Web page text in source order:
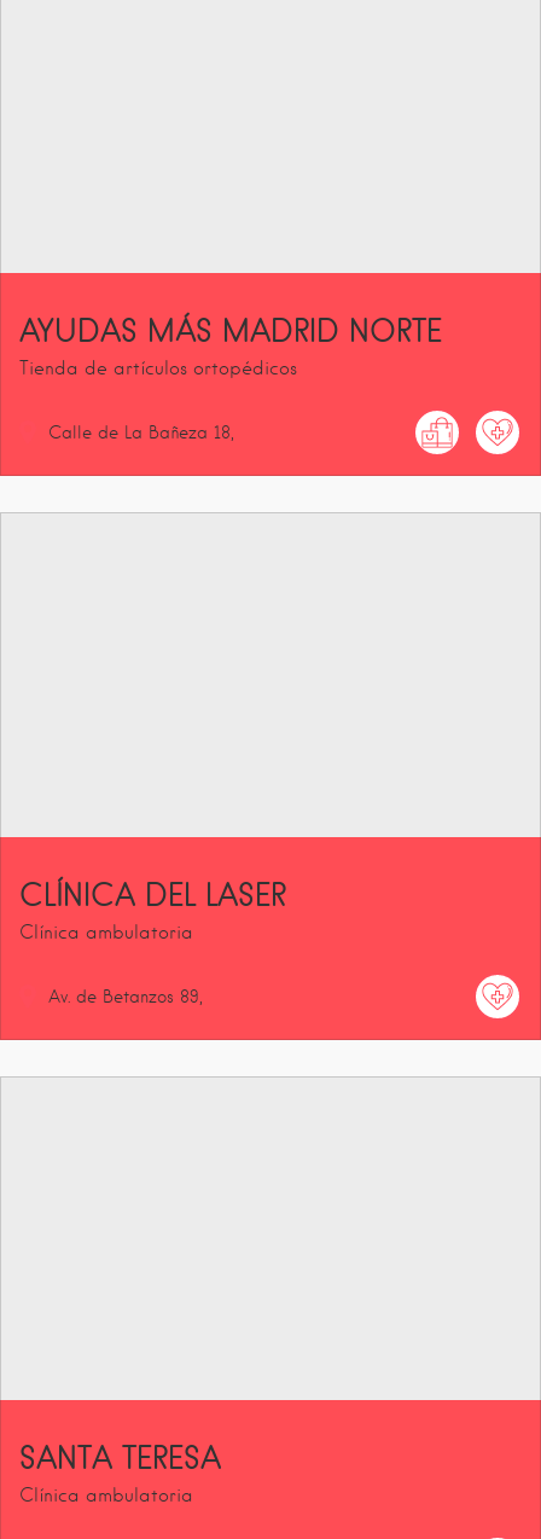
AYUDAS MÁS MADRID NORTE
Tienda de artículos ortopédicos
Calle de La Bañeza 18
CLÍNICA DEL LASER
Clínica ambulatoria
Av. de Betanzos 89
SANTA TERESA
Clínica ambulatoria